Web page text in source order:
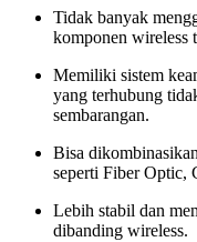
Tidak banyak
komponen wireless
Memiliki sistem
yang terhubung
sembarangan.
Bisa
seperti Fiber Optic,
Lebih stabil dan
dibanding wireless.